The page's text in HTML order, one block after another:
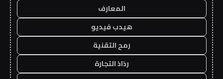
المعارف
هيدب فيديو
رمح التقنية
رذاذ التجارة